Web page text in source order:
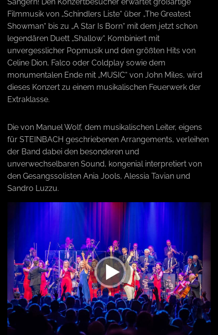
Sängern! Den Konzertbesucher erwartet großartige
Filmmusik von „Schindlers Liste“ über „The Greatest
Showman“ bis zu „A Star Is Born“ mit dem jetzt schon
legendären Duett „Shallow“. Kombiniert mit
unvergesslicher Popmusik und den größten Hits von
Celine Dion, Falco oder Coldplay sowie dem
monumentalen Ende mit „MUSIC“ von John Miles, wird
dieses Konzert zu einem musikalischen Feuerwerk der
Extraklasse.
Die von Manuel Wolf, dem musikalischen Leiter, eigens
für STEINBACH geschriebenen Arrangements, verleihen
der Band dabei den besonderen und
unverwechselbaren Sound, kongenial interpretiert von
den Gesangssolisten Ania Jools, Alessia Tavian und
Sandro Luzzu.